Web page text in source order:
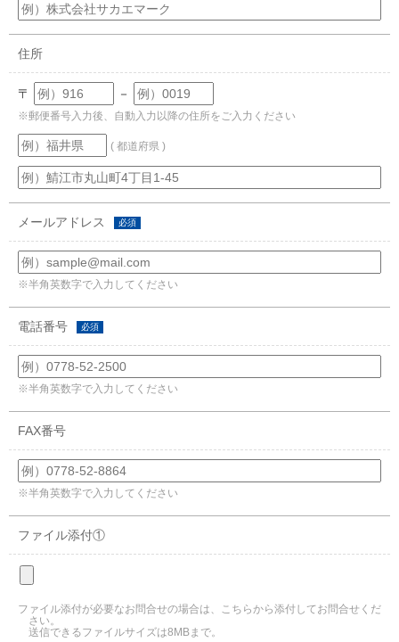
住所
〒 －
※郵便番号入力後、自動入力以降の住所をご入力ください
( 都道府県 )
メールアドレス 必須
※半角英数字で入力してください
電話番号 必須
※半角英数字で入力してください
FAX番号
※半角英数字で入力してください
ファイル添付①
ファイル添付が必要なお問合せの場合は、こちらから添付してお問合せくだ
さい。
送信できるファイルサイズは8MBまで。